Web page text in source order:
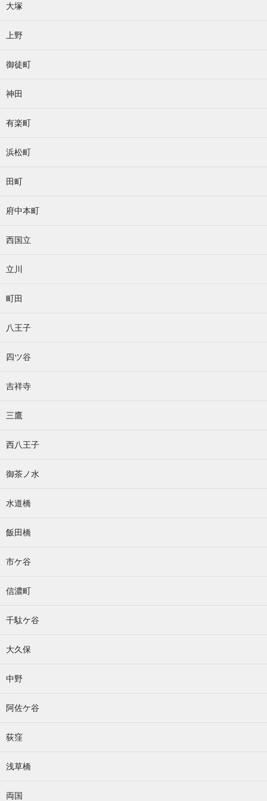
大塚
上野
御徒町
神田
有楽町
浜松町
田町
府中本町
西国立
立川
町田
八王子
四ツ谷
吉祥寺
三鷹
西八王子
御茶ノ水
水道橋
飯田橋
市ケ谷
信濃町
千駄ケ谷
大久保
中野
阿佐ケ谷
荻窪
浅草橋
両国